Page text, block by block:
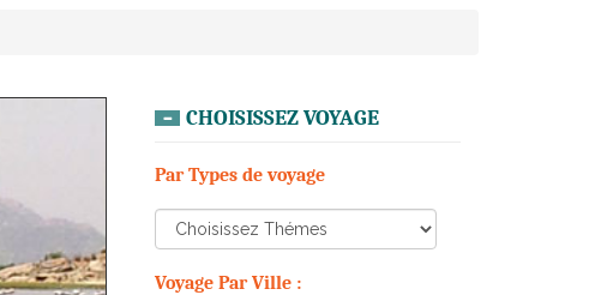
CHOISISSEZ VOYAGE
Par Types de voyage
Voyage Par Ville :